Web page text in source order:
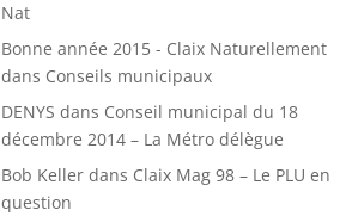
Nat
Bonne année 2015 - Claix Naturellement
dans Conseils municipaux
DENYS dans Conseil municipal du 18
décembre 2014 – La Métro délègue
Bob Kellerdans Claix Mag 98 – Le PLU en
question